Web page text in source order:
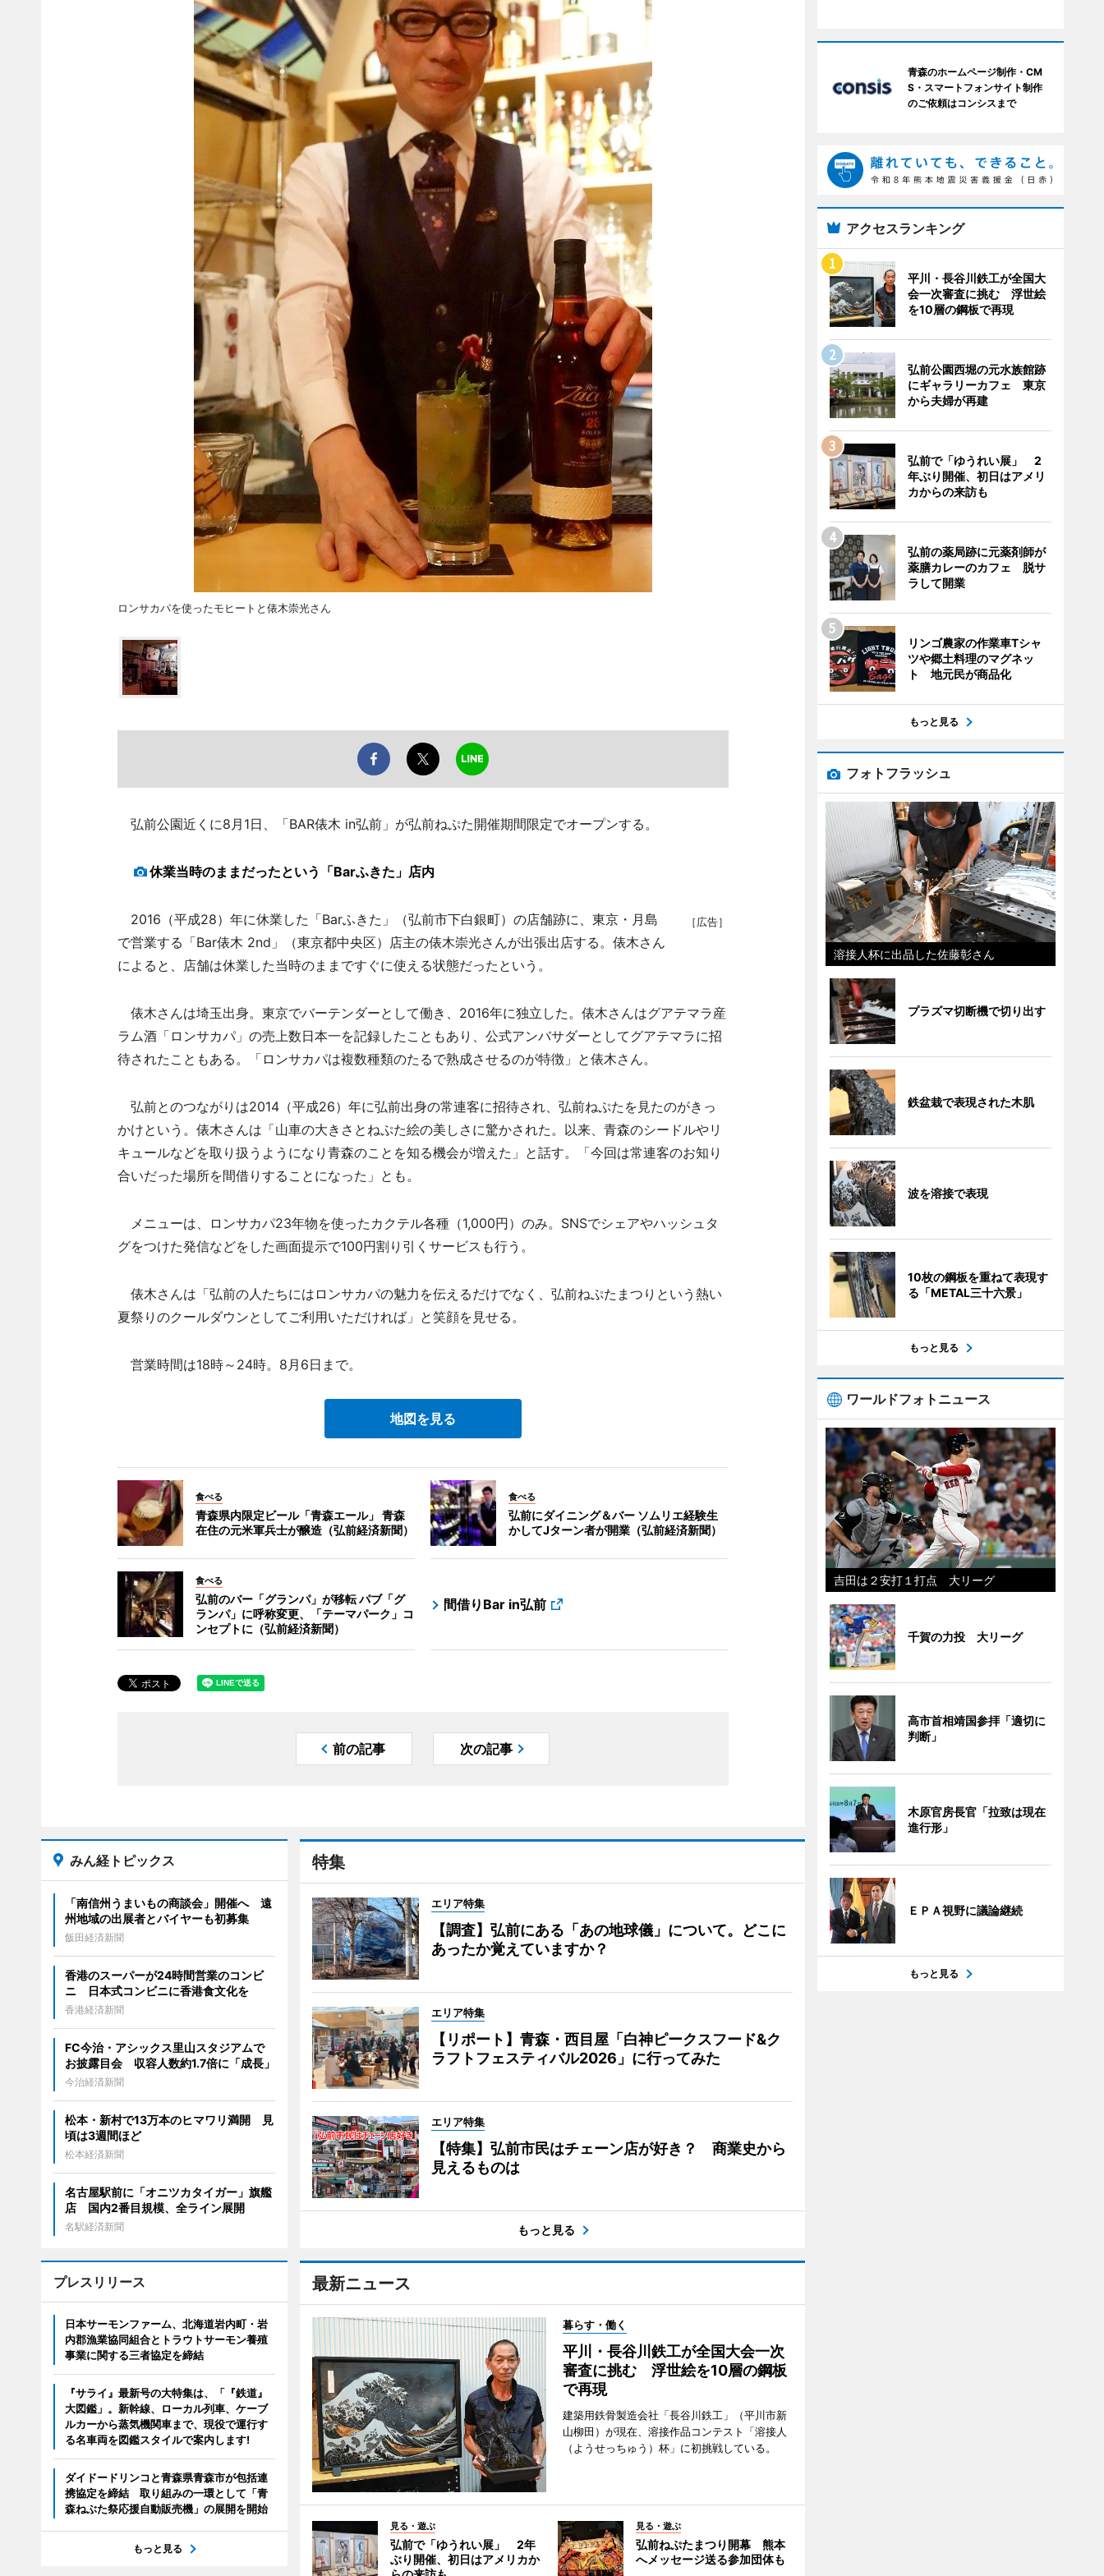
ロンサカパを使ったモヒートと俵木崇光さん
弘前公園近くに8月1日、「BAR俵木 in弘前」が弘前ねぷた開催期間限定でオープンする。
休業当時のままだったという「Barふきた」店内
［広告］
2016（平成28）年に休業した「Barふきた」（弘前市下白銀町）の店舗跡に、東京・月島
で営業する「Bar俵木 2nd」（東京都中央区）店主の俵木崇光さんが出張出店する。俵木さん
によると、店舗は休業した当時のままですぐに使える状態だったという。
俵木さんは埼玉出身。東京でバーテンダーとして働き、2016年に独立した。俵木さんはグアテマラ産
ラム酒「ロンサカパ」の売上数日本一を記録したこともあり、公式アンバサダーとしてグアテマラに招
待されたこともある。「ロンサカパは複数種類のたるで熟成させるのが特徴」と俵木さん。
弘前とのつながりは2014（平成26）年に弘前出身の常連客に招待され、弘前ねぷたを見たのがきっ
かけという。俵木さんは「山車の大きさとねぷた絵の美しさに驚かされた。以来、青森のシードルやリ
キュールなどを取り扱うようになり青森のことを知る機会が増えた」と話す。「今回は常連客のお知り
合いだった場所を間借りすることになった」とも。
メニューは、ロンサカパ23年物を使ったカクテル各種（1,000円）のみ。SNSでシェアやハッシュタ
グをつけた発信などをした画面提示で100円割り引くサービスも行う。
俵木さんは「弘前の人たちにはロンサカパの魅力を伝えるだけでなく、弘前ねぷたまつりという熱い
夏祭りのクールダウンとしてご利用いただければ」と笑顔を見せる。
営業時間は18時～24時。8月6日まで。
地図を見る
食べる
青森県内限定ビール「青森エール」 青森
在住の元米軍兵士が醸造（弘前経済新聞）
食べる
弘前にダイニング＆バー ソムリエ経験生
かしてJターン者が開業（弘前経済新聞）
食べる
弘前のバー「グランパ」が移転 パブ「グ
ランパ」に呼称変更、「テーマパーク」コ
ンセプトに（弘前経済新聞）
間借りBar in弘前
前の記事 次の記事
特集
エリア特集
【調査】弘前にある「あの地球儀」について。どこに
あったか覚えていますか？
エリア特集
【リポート】青森・西目屋「白神ピークスフード&ク
ラフトフェスティバル2026」に行ってみた
エリア特集
【特集】弘前市民はチェーン店が好き？ 商業史から
見えるものは
もっと見る
最新ニュース
暮らす・働く
平川・長谷川鉄工が全国大会一次
審査に挑む 浮世絵を10層の鋼板
で再現
建築用鉄骨製造会社「長谷川鉄工」（平川市新
山柳田）が現在、溶接作品コンテスト「溶接人
（ようせっちゅう）杯」に初挑戦している。
見る・遊ぶ
弘前で「ゆうれい展」 2年
ぶり開催、初日はアメリカか
見る・遊ぶ
弘前ねぷたまつり開幕 熊本
へメッセージ送る参加団体も
みん経トピックス
「南信州うまいもの商談会」開催へ 遠
州地域の出展者とバイヤーも初募集
飯田経済新聞
香港のスーパーが24時間営業のコンビ
ニ 日本式コンビニに香港食文化を
香港経済新聞
FC今治・アシックス里山スタジアムで
お披露目会 収容人数約1.7倍に「成長」
今治経済新聞
松本・新村で13万本のヒマワリ満開 見
頃は3週間ほど
松本経済新聞
名古屋駅前に「オニツカタイガー」旗艦
店 国内2番目規模、全ライン展開
名駅経済新聞
プレスリリース
日本サーモンファーム、北海道岩内町・岩
内郡漁業協同組合とトラウトサーモン養殖
事業に関する三者協定を締結
『サライ』最新号の大特集は、「『鉄道』
大図鑑」。新幹線、ローカル列車、ケーブ
ルカーから蒸気機関車まで、現役で運行す
る名車両を図鑑スタイルで案内します!
ダイドードリンコと青森県青森市が包括連
携協定を締結 取り組みの一環として「青
森ねぶた祭応援自動販売機」の展開を開始
もっと見る
青森のホームページ制作・CM
S・スマートフォンサイト制作
のご依頼はコンシスまで
アクセスランキング
平川・長谷川鉄工が全国大
会一次審査に挑む 浮世絵
を10層の鋼板で再現
弘前公園西堀の元水族館跡
にギャラリーカフェ 東京
から夫婦が再建
弘前で「ゆうれい展」 2
年ぶり開催、初日はアメリ
カからの来訪も
弘前の薬局跡に元薬剤師が
薬膳カレーのカフェ 脱サ
ラして開業
リンゴ農家の作業車Tシャ
ツや郷土料理のマグネッ
ト 地元民が商品化
もっと見る
フォトフラッシュ
溶接人杯に出品した佐藤彰さん
プラズマ切断機で切り出す
鉄盆栽で表現された木肌
波を溶接で表現
10枚の鋼板を重ねて表現す
る「METAL三十六景」
もっと見る
ワールドフォトニュース
吉田は２安打１打点 大リーグ
千賀の力投 大リーグ
高市首相靖国参拝「適切に
判断」
木原官房長官「拉致は現在
進行形」
ＥＰＡ視野に議論継続
もっと見る